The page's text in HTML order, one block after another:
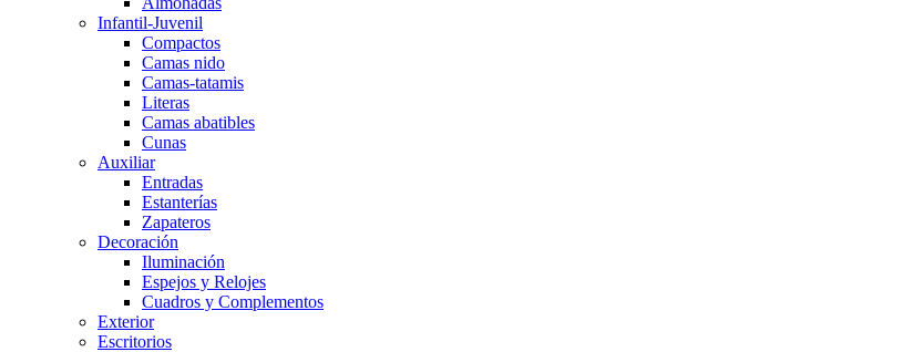
Infantil-Juvenil
Compactos
Camas nido
Camas-tatamis
Literas
Camas abatibles
Cunas
Auxiliar
Entradas
Estanterías
Zapateros
Decoración
Iluminación
Espejos y Relojes
Cuadros y Complementos
Exterior
Escritorios